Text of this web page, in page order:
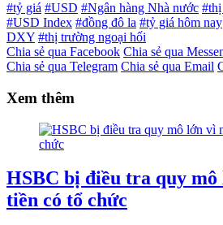
#tỷ giá #USD #Ngân hàng Nhà nước
#USD Index #đồng đô la #tỷ giá hôm nay
DXY #thị trường ngoại hối
Chia sẻ qua Facebook Chia sẻ qua
Chia sẻ qua Telegram Chia sẻ qua Email
Xem thêm
HSBC bị điều tra quy
tiền có tổ chức